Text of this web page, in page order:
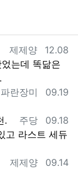
등록자
제제양 등록일
12.08
는데 똑닮은
등록자
파란장미 등록일
09.19
등록자
주당 등록일
09.18
.
고 라스트 세듀
등록자
제제양 등록일
09.14